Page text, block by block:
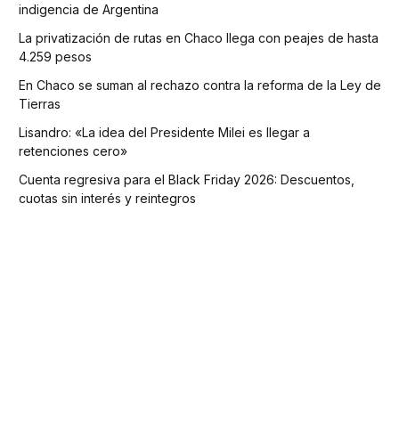
indigencia de Argentina
La privatización de rutas en Chaco llega con peajes de hasta
4.259 pesos
En Chaco se suman al rechazo contra la reforma de la Ley de
Tierras
Lisandro: «La idea del Presidente Milei es llegar a
retenciones cero»
Cuenta regresiva para el Black Friday 2026: Descuentos,
cuotas sin interés y reintegros